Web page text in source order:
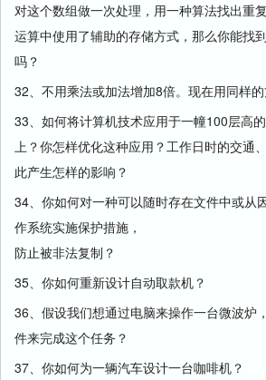
对这个数组做一次处理，用一种算法找出重
运算中使用了辅助的存储方式，那么你能找
吗？
32、不用乘法或加法增加8倍。现在用同样的
33、如何将计算机技术应用于一幢100层高
上？你怎样优化这种应用？工作日时的交通
此产生怎样的影响？
34、你如何对一种可以随时存在文件中或从
作系统实施保护措施，
防止被非法复制？
35、你如何重新设计自动取款机？
36、假设我们想通过电脑来操作一台微波炉
件来完成这个任务？
37、你如何为一辆汽车设计一台咖啡机？